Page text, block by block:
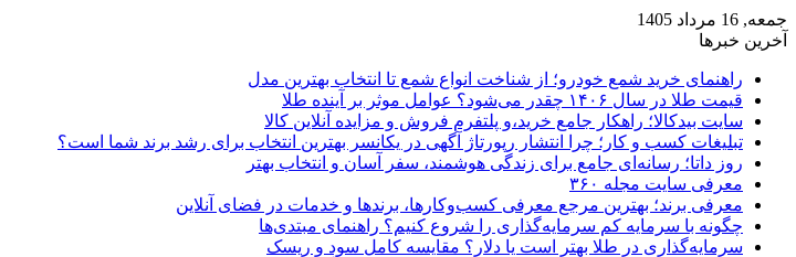
جمعه, 16 مرداد 1405
آخرین خبرها
راهنمای خرید شمع خودرو؛ از شناخت انواع شمع تا انتخاب بهترین مدل
قیمت طلا در سال ۱۴۰۶ چقدر می‌شود؟ عوامل موثر بر آینده طلا
سایت بیدکالا؛ راهکار جامع خرید،و پلتفرم فروش و مزایده آنلاین کالا
تبلیغات کسب و کار؛ چرا انتشار رپورتاژ آگهی در یکانسر بهترین انتخاب برای رشد برند شما است؟
روز داتا؛ رسانه‌ای جامع برای زندگی هوشمند، سفر آسان و انتخاب بهتر
معرفی سایت مجله ۳۶۰
معرفی برند؛ بهترین مرجع معرفی کسب‌وکارها، برندها و خدمات در فضای آنلاین
چگونه با سرمایه کم سرمایه‌گذاری را شروع کنیم؟ راهنمای مبتدی‌ها
سرمایه‌گذاری در طلا بهتر است یا دلار؟ مقایسه کامل سود و ریسک